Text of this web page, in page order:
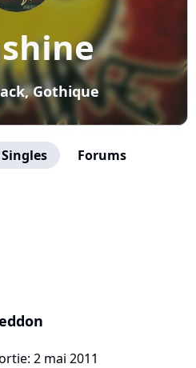
Gothique
Forums
2 mai 2011